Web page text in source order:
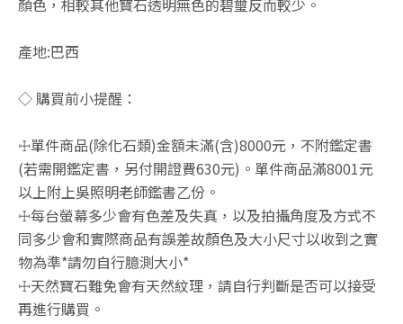
產地:巴西
◇ 購買前小提醒：
☩單件商品(除化石類)金額未滿(含)8000元，不附鑑定書
(若需開鑑定書，另付開證費630元)。單件商品滿8001元
以上附上吳照明老師鑑書乙份。
☩每台螢幕多少會有色差及失真，以及拍攝角度及方式不
同多少會和實際商品有誤差故顏色及大小尺寸以收到之實
物為準*請勿自行臆測大小*
☩天然寶石難免會有天然紋理，請自行判斷是否可以接受
再進行購買。